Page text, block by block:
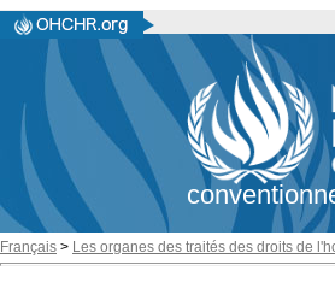
Français > Les organes des traités des droits de